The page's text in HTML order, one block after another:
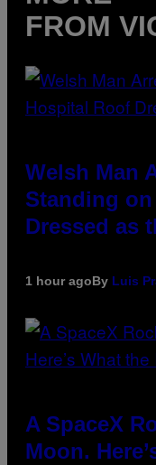
FROM
Welsh Man
Standing
Dressed as
1 hour agoBy Luis
A SpaceX
Moon.